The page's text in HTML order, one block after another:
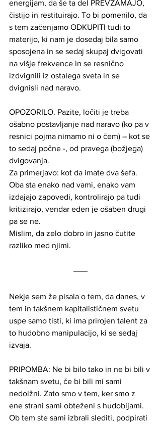
energijam, da še ta del PREVZAMAJO,
čistijo in restituirajo. To bi pomenilo, da
s tem začenjamo ODKUPITI tudi to
materijo, ki nam je dosedaj bila samo
sposojena in se sedaj skupaj dvigovati
na višje frekvence in se resnično
izdvignili iz ostalega sveta in se
dvignisli nad naravo.
OPOZORILO. Pazite, ločiti je treba
ošabno postavljanje nad naravo (ko pa v
resnici pojma nimamo ni o čem) – kot se
to sedaj počne -, od pravega (božjega)
dvigovanja.
Za primerjavo: kot da imate dva šefa.
Oba sta enako nad vami, enako vam
izdajajo zapovedi, kontrolirajo pa tudi
kritizirajo, vendar eden je ošaben drugi
pa se ne.
Mislim, da zelo dobro in jasno čutite
razliko med njimi.
Nekje sem že pisala o tem, da danes, v
tem in takšnem kapitalističnem svetu
uspe samo tisti, ki ima prirojen talent za
to hudobno manipulacijo, ki se sedaj
izvaja.
PRIPOMBA: Ne bi bilo tako in ne bi bili v
takšnam svetu, če bi bili mi sami
nedolžni. Zato smo v tem, ker smo z
ene strani sami obteženi s hudobijami.
Ob tem ste sami izbrali slediti, podpirati